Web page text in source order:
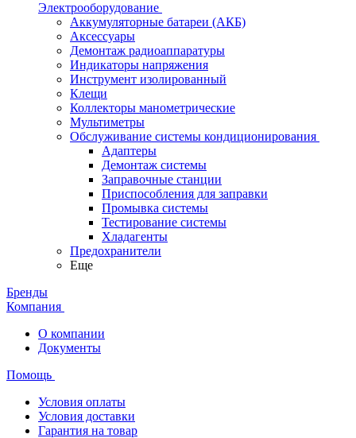
Электрооборудование
Аккумуляторные батареи (АКБ)
Аксессуары
Демонтаж радиоаппаратуры
Индикаторы напряжения
Инструмент изолированный
Клещи
Коллекторы манометрические
Мультиметры
Обслуживание системы кондиционирования
Адаптеры
Демонтаж системы
Заправочные станции
Приспособления для заправки
Промывка системы
Тестирование системы
Хладагенты
Предохранители
Еще
Бренды
Компания
О компании
Документы
Помощь
Условия оплаты
Условия доставки
Гарантия на товар